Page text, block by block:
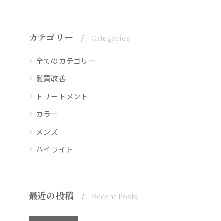
カテゴリー Categories
全てのカテゴリー
髪質改善
トリートメント
カラー
メンズ
ハイライト
最近の投稿 Recent Posts